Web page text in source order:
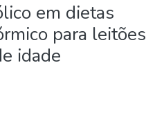
em dietas
para leitões
idade